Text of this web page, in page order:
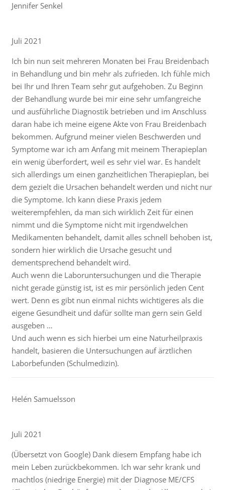
Jennifer Senkel
Juli 2021
Ich bin nun seit mehreren Monaten bei Frau Breidenbach
in Behandlung und bin mehr als zufrieden. Ich fühle mich
bei Ihr und Ihren Team sehr gut aufgehoben. Zu Beginn
der Behandlung wurde bei mir eine sehr umfangreiche
und ausführliche Diagnostik betrieben und im Anschluss
daran habe ich meine eigene Akte von Frau Breidenbach
bekommen. Aufgrund meiner vielen Beschwerden und
Symptome war ich am Anfang mit meinem Therapieplan
ein wenig überfordert, weil es sehr viel war. Es handelt
sich allerdings um einen ganzheitlichen Therapieplan, bei
dem gezielt die Ursachen behandelt werden und nicht nur
die Symptome. Ich kann diese Praxis jedem
weiterempfehlen, da man sich wirklich Zeit für einen
nimmt und die Symptome nicht mit irgendwelchen
Medikamenten behandelt, damit alles schnell behoben ist,
sondern hier wirklich die Ursache gesucht und
dementsprechend behandelt wird.
Auch wenn die Laboruntersuchungen und die Therapie
nicht gerade günstig ist, ist es mir persönlich jeden Cent
wert. Denn es gibt nun einmal nichts wichtigeres als die
eigene Gesundheit und dafür sollte man gern sein Geld
ausgeben …
Und auch wenn es sich hierbei um eine Naturheilpraxis
handelt, basieren die Untersuchungen auf ärztlichen
Laborbefunden (Schulmedizin).
Helén Samuelsson
Juli 2021
(Übersetzt von Google) Dank diesem Empfang habe ich
mein Leben zurückbekommen. Ich war sehr krank und
machtlos (niedrige Energie) mit der Diagnose ME/CFS